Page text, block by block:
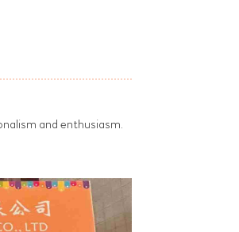
and enthusiasm.